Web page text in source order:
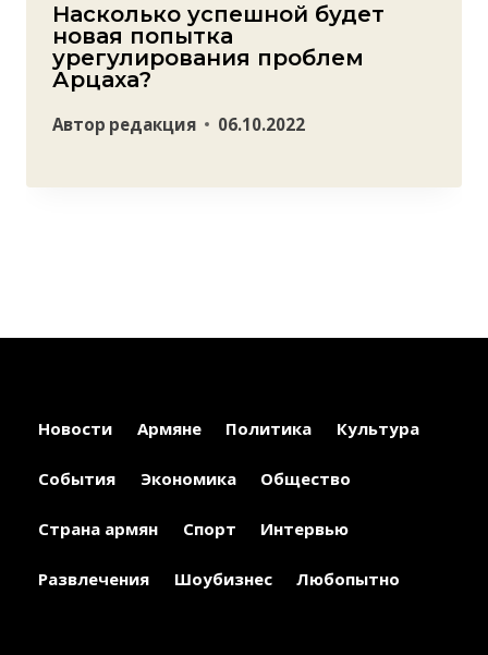
Насколько успешной будет
новая попытка
урегулирования проблем
Арцаха?
Автор редакция 06.10.2022
Новости Армяне Политика Культура
События Экономика Общество
Страна армян Спорт Интервью
Развлечения Шоубизнес Любопытно